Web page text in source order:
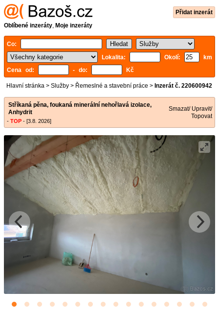
Přidat inzerát
Oblíbené inzeráty, Moje inzeráty
Co:
Lokalita:
Okolí:
km
Cena od:
- do: Kč
Hlavní stránka > Služby > Řemeslné a stavební práce > Inzerát č. 220600942
Stříkaná pěna, foukaná minerální nehořlavá izolace,
Anhydrit
- TOP - [3.8. 2026]
Smazat/ Upravit/
Topovat